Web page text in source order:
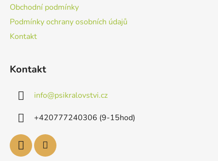
Obchodní podmínky
Podmínky ochrany osobních údajů
Kontakt
Kontakt
info@psikralovstvi.cz
+420777240306 (9-15hod)